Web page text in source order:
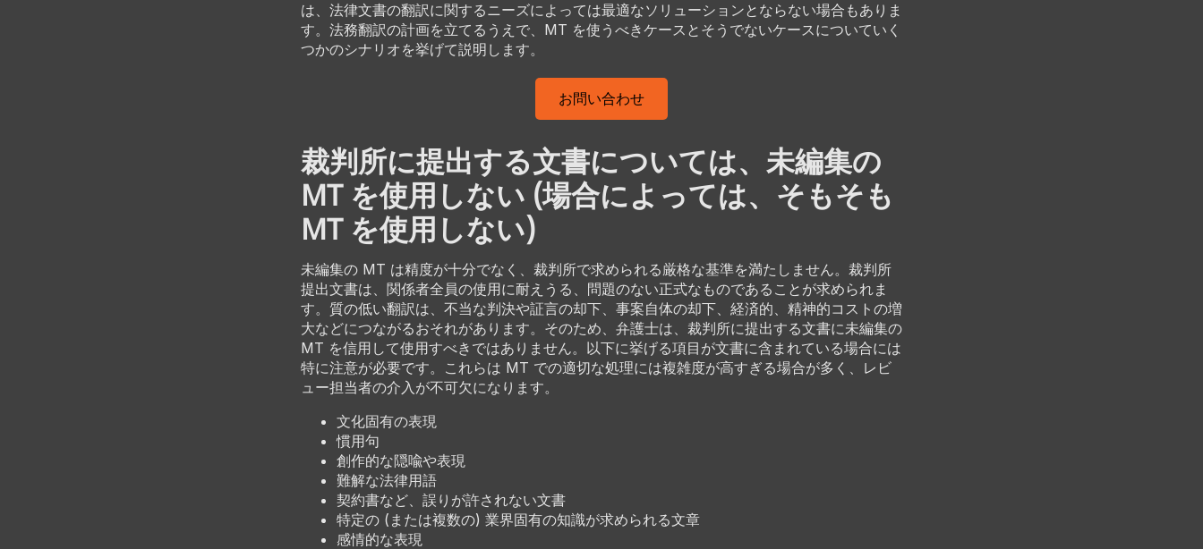
は、法律文書の翻訳に関するニーズによっては最適なソリューションとならない場合もありま
す。法務翻訳の計画を立てるうえで、MT を使うべきケースとそうでないケースについていく
つかのシナリオを挙げて説明します。
お問い合わせ
裁判所に提出する文書については、未編集の
MT を使用しない (場合によっては、そもそも
MT を使用しない)
未編集の MT は精度が十分でなく、裁判所で求められる厳格な基準を満たしません。裁判所
提出文書は、関係者全員の使用に耐えうる、問題のない正式なものであることが求められま
す。質の低い翻訳は、不当な判決や証言の却下、事案自体の却下、経済的、精神的コストの増
大などにつながるおそれがあります。そのため、弁護士は、裁判所に提出する文書に未編集の
MT を信用して使用すべきではありません。以下に挙げる項目が文書に含まれている場合には
特に注意が必要です。これらは MT での適切な処理には複雑度が高すぎる場合が多く、レビ
ュー担当者の介入が不可欠になります。
文化固有の表現
慣用句
創作的な隠喩や表現
難解な法律用語
契約書など、誤りが許されない文書
特定の (または複数の) 業界固有の知識が求められる文章
感情的な表現